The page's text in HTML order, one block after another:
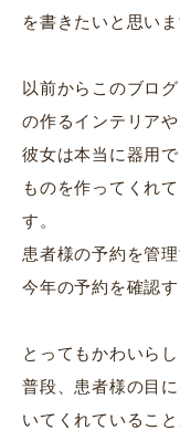
を書きたいと思いま
以前からこのブロ
の作るインテリア
彼女は本当に器用
ものを作ってくれ
す。
患者様の予約を管
今年の予約を確認
とってもかわいら
普段、患者様の目
いてくれているこ